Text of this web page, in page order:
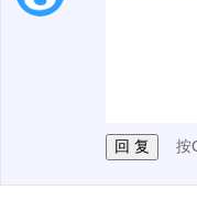
1.电脑
按